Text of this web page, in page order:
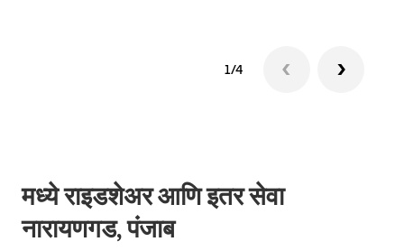
1/4
मध्ये राइडशेअर आणि इतर सेवा
नारायणगड, पंजाब